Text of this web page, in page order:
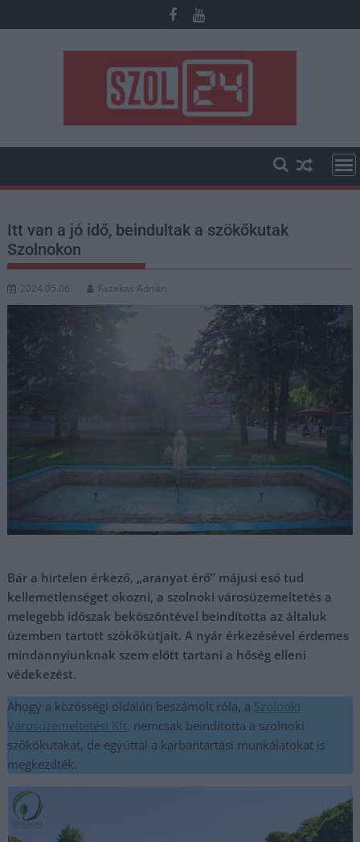
to
Itt van a jó idő, beindultak a szökőkutak
Szolnokon
2024.05.06. Fazekas Adrián
Bár a hirtelen érkező, „aranyat érő” májusi eső tud
kellemetlenséget okozni, a szolnoki városüzemeltetés a
melegebb időszak beköszöntével beindította az általuk
üzemben tartott szökőkútjait. A nyár érkezésével érdemes
mindannyiunknak szem előtt tartani a hőség elleni
védekezést.
Ahogy a közösségi oldalán beszámolt róla, a Szolnoki
Városüzemeltetési Kft. nemcsak beindította a szolnoki
szökőkutakat, de egyúttal a karbantartási munkálatokat is
megkezdték.